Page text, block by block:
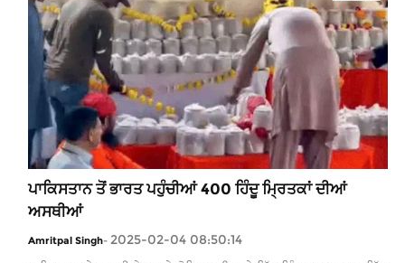
ਪਾਕਿਸਤਾਨ ਤੋਂ ਭਾਰਤ ਪਹੁੰਚੀਆਂ 400 ਹਿੰਦੂ ਮ੍ਰਿਤਕਾਂ ਦੀਆਂ
ਅਸਥੀਆਂ
Amritpal Singh- 2025-02-04 08:50:14